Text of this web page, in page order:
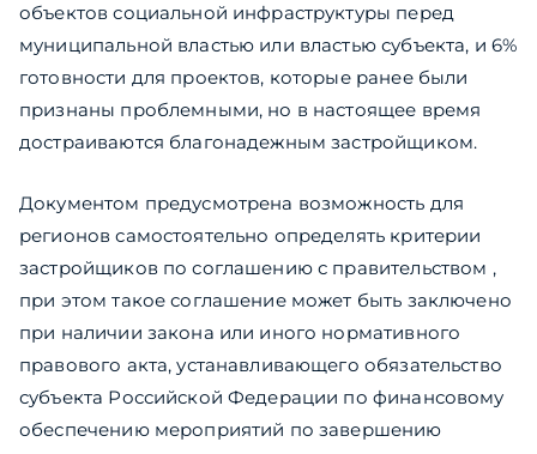
объектов социальной инфраструктуры перед
муниципальной властью или властью субъекта, и 6%
готовности для проектов, которые ранее были
признаны проблемными, но в настоящее время
достраиваются благонадежным застройщиком.
Документом предусмотрена возможность для
регионов самостоятельно определять критерии
застройщиков по соглашению с правительством ,
при этом такое соглашение может быть заключено
при наличии закона или иного нормативного
правового акта, устанавливающего обязательство
субъекта Российской Федерации по финансовому
обеспечению мероприятий по завершению